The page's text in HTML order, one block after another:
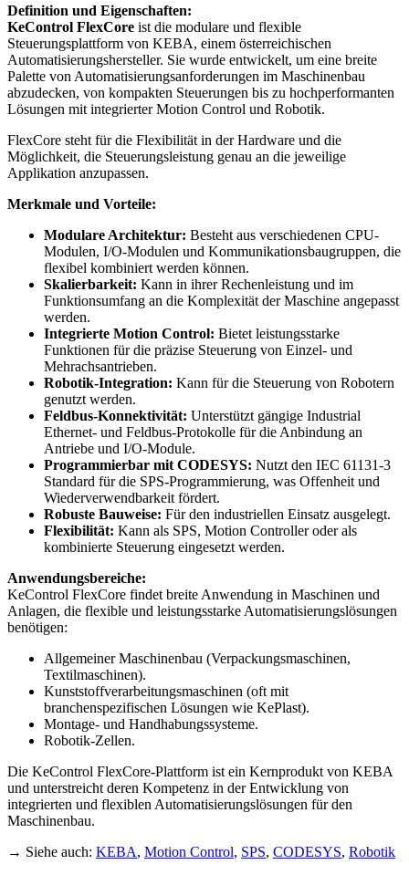
Definition und Eigenschaften:
KeControl FlexCore ist die modulare und flexible
Steuerungsplattform von KEBA, einem österreichischen
Automatisierungshersteller. Sie wurde entwickelt, um eine breite
Palette von Automatisierungsanforderungen im Maschinenbau
abzudecken, von kompakten Steuerungen bis zu hochperformanten
Lösungen mit integrierter Motion Control und Robotik.
FlexCore steht für die Flexibilität in der Hardware und die
Möglichkeit, die Steuerungsleistung genau an die jeweilige
Applikation anzupassen.
Merkmale und Vorteile:
Modulare Architektur: Besteht aus verschiedenen CPU-
Modulen, I/O-Modulen und Kommunikationsbaugruppen, die
flexibel kombiniert werden können.
Skalierbarkeit: Kann in ihrer Rechenleistung und im
Funktionsumfang an die Komplexität der Maschine angepasst
werden.
Integrierte Motion Control: Bietet leistungsstarke
Funktionen für die präzise Steuerung von Einzel- und
Mehrachsantrieben.
Robotik-Integration: Kann für die Steuerung von Robotern
genutzt werden.
Feldbus-Konnektivität: Unterstützt gängige Industrial
Ethernet- und Feldbus-Protokolle für die Anbindung an
Antriebe und I/O-Module.
Programmierbar mit CODESYS: Nutzt den IEC 61131-3
Standard für die SPS-Programmierung, was Offenheit und
Wiederverwendbarkeit fördert.
Robuste Bauweise: Für den industriellen Einsatz ausgelegt.
Flexibilität: Kann als SPS, Motion Controller oder als
kombinierte Steuerung eingesetzt werden.
Anwendungsbereiche:
KeControl FlexCore findet breite Anwendung in Maschinen und
Anlagen, die flexible und leistungsstarke Automatisierungslösungen
benötigen:
Allgemeiner Maschinenbau (Verpackungsmaschinen,
Textilmaschinen).
Kunststoffverarbeitungsmaschinen (oft mit
branchenspezifischen Lösungen wie KePlast).
Montage- und Handhabungssysteme.
Robotik-Zellen.
Die KeControl FlexCore-Plattform ist ein Kernprodukt von KEBA
und unterstreicht deren Kompetenz in der Entwicklung von
integrierten und flexiblen Automatisierungslösungen für den
Maschinenbau.
→ Siehe auch: KEBA, Motion Control, SPS, CODESYS, Robotik